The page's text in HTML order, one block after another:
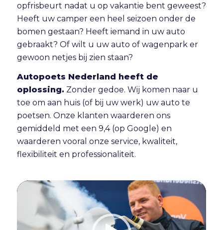
opfrisbeurt nadat u op vakantie bent geweest?
Heeft uw camper een heel seizoen onder de
bomen gestaan? Heeft iemand in uw auto
gebraakt? Of wilt u uw auto of wagenpark er
gewoon netjes bij zien staan?
Autopoets Nederland heeft de
oplossing. Zonder gedoe. Wij komen naar u
toe om aan huis (of bij uw werk) uw auto te
poetsen. Onze klanten waarderen ons
gemiddeld met een 9,4 (op Google) en
waarderen vooral onze service, kwaliteit,
flexibiliteit en professionaliteit.